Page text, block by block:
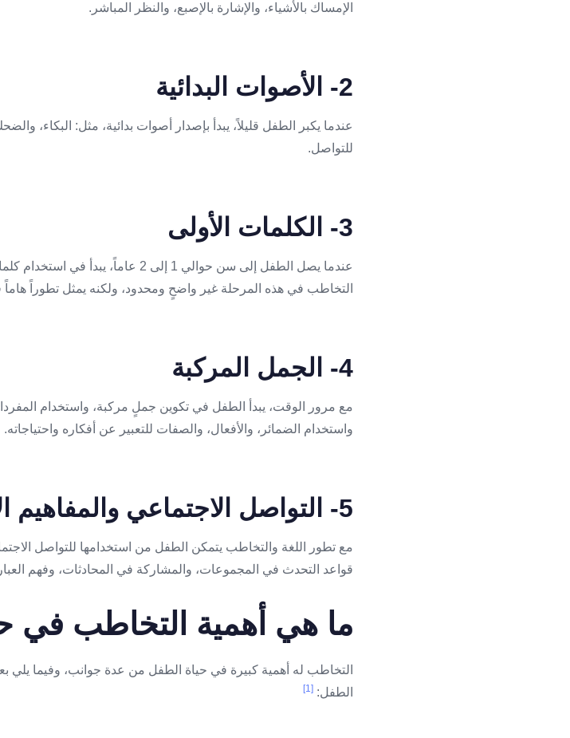
الإمساك بالأشياء، والإشارة بالإصبع، والنظر المباشر.
2- الأصوات البدائية
عندما يكبر الطفل قليلاً، يبدأ بإصدار أصوات بدائية، مثل: البكاء،
للتواصل.
3- الكلمات الأولى
عندما يصل الطفل إلى سن حوالي 1 إلى 2
التخاطب في هذه المرحلة غير واضحٍ ومحدود، ولكنه يمثل تطوراً
4- الجمل المركبة
مع مرور الوقت، يبدأ الطفل في تكوين جملٍ مركبة، واستخدام
واستخدام الضمائر، والأفعال، والصفات للتعبير عن أفكاره واحتياجاته.
5- التواصل الاجتماعي والمفاهيم الأكثر تعقيداً
مع تطور اللغة والتخاطب يتمكن الطفل من استخدامها للتواصل
قواعد التحدث في المجموعات، والمشاركة في المحادثات، وفهم
ما هي أهمية التخاطب في
التخاطب له أهمية كبيرة في حياة الطفل من عدة جوانب، وفيما يلي
الطفل: [1]